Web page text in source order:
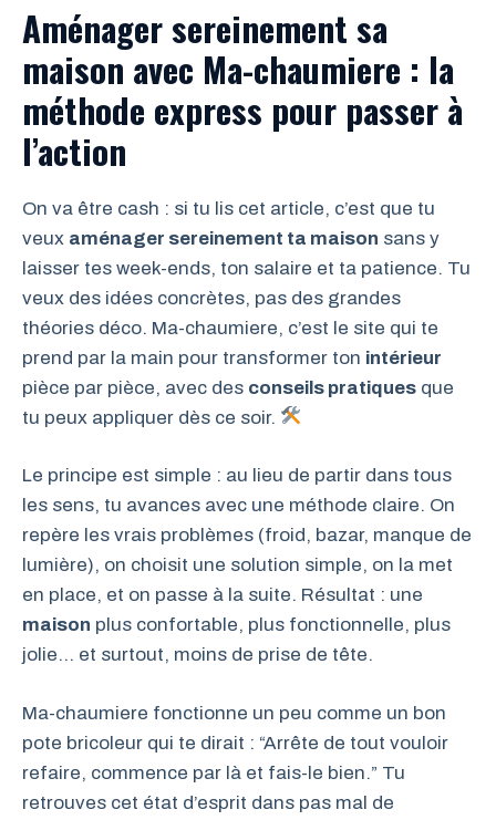
Aménager sereinement sa
maison avec Ma-chaumiere : la
méthode express pour passer à
l’action
On va être cash : si tu lis cet article, c’est que tu
veux aménager sereinement ta maison sans y
laisser tes week-ends, ton salaire et ta patience. Tu
veux des idées concrètes, pas des grandes
théories déco. Ma-chaumiere, c’est le site qui te
prend par la main pour transformer ton intérieur
pièce par pièce, avec des conseils pratiques que
tu peux appliquer dès ce soir.
Le principe est simple : au lieu de partir dans tous
les sens, tu avances avec une méthode claire. On
repère les vrais problèmes (froid, bazar, manque de
lumière), on choisit une solution simple, on la met
en place, et on passe à la suite. Résultat : une
maison plus confortable, plus fonctionnelle, plus
jolie… et surtout, moins de prise de tête.
Ma-chaumiere fonctionne un peu comme un bon
pote bricoleur qui te dirait : “Arrête de tout vouloir
refaire, commence par là et fais-le bien.” Tu
retrouves cet état d’esprit dans pas mal de